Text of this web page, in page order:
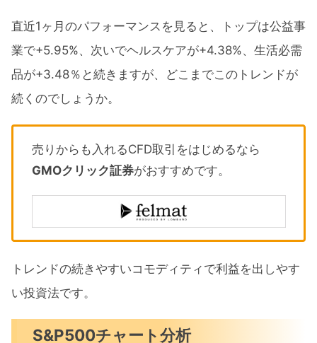
直近1ヶ月のパフォーマンスを見ると、トップは公益事
業で+5.95%、次いでヘルスケアが+4.38%、生活必需
品が+3.48％と続きますが、どこまでこのトレンドが
続くのでしょうか。
売りからも入れるCFD取引をはじめるなら
GMOクリック証券がおすすめです。
トレンドの続きやすいコモディティで利益を出しやす
い投資法です。
S&P500チャート分析